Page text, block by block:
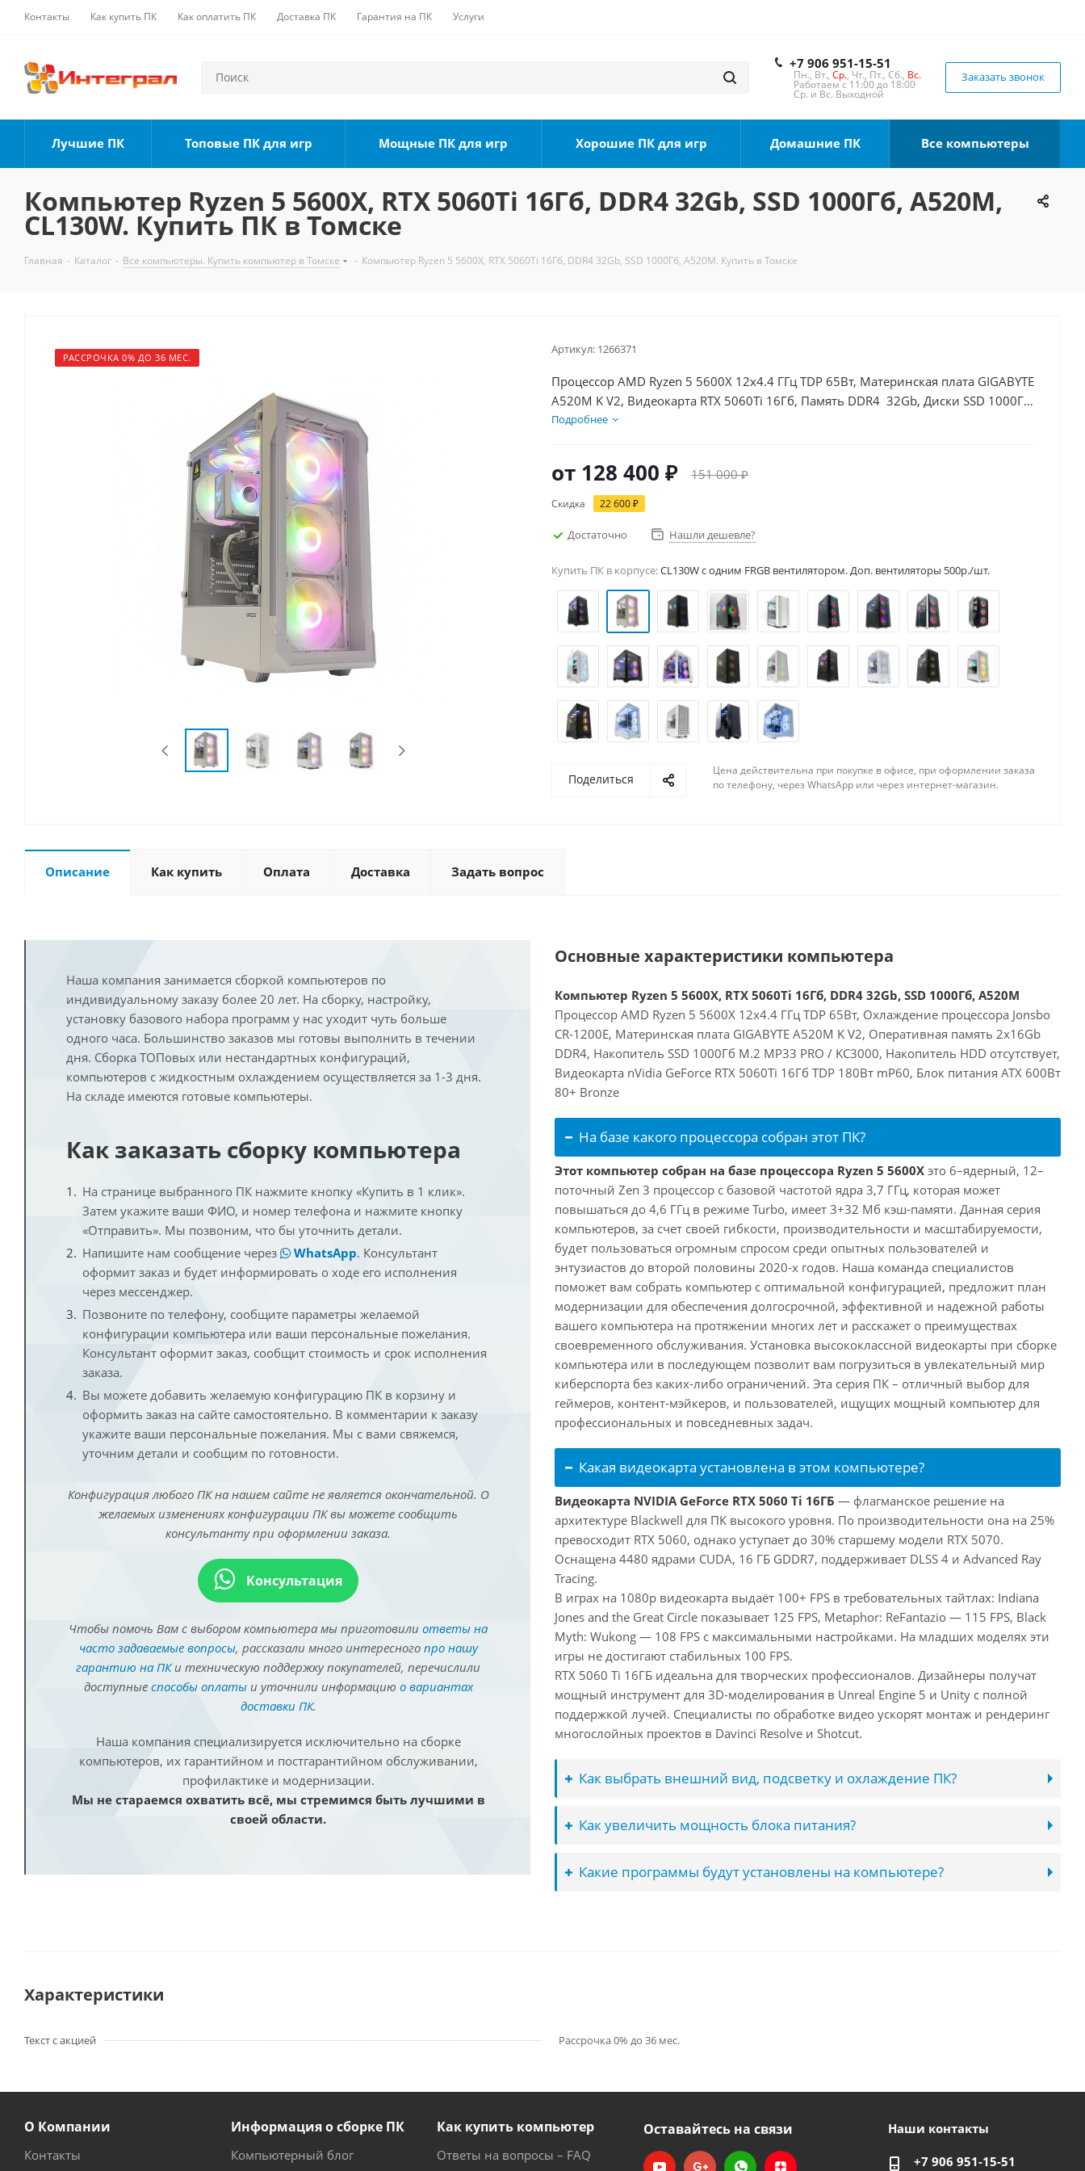
Контакты Как купить ПК Как оплатить ПК Доставка ПК Гарантия на ПК Услуги
+7 906 951-15-51
Пн., Вт., Ср., Чт., Пт., Сб., Вс.
Работаем с 11:00 до 18:00
Ср. и Вс. Выходной
Заказать звонок
Лучшие ПК Топовые ПК для игр Мощные ПК для игр Хорошие ПК для игр Домашние ПК Все компьютеры
Компьютер Ryzen 5 5600X, RTX 5060Ti 16Гб, DDR4 32Gb, SSD 1000Гб, A520M,
CL130W. Купить ПК в Томске
Главная - Каталог - Все компьютеры. Купить компьютер в Томске - Компьютер Ryzen 5 5600X, RTX 5060Ti 16Гб, DDR4 32Gb, SSD 1000Гб, A520M. Купить в Томске
РАССРОЧКА 0% ДО 36 МЕС.
Артикул: 1266371
Процессор AMD Ryzen 5 5600X 12x4.4 ГГц TDP 65Вт, Материнская плата GIGABYTE
A520M K V2, Видеокарта RTX 5060Ti 16Гб, Память DDR4 32Gb, Диски SSD 1000Гб,
БП 600Вт
Подробнее
от 128 400 ₽ 151 000 ₽
Скидка 22 600 ₽
Достаточно Нашли дешевле?
Купить ПК в корпусе:CL130W c одним FRGB вентилятором. Доп. вентиляторы 500р./шт.
Поделиться
Цена действительна при покупке в офисе, при оформлении заказа
по телефону, через WhatsApp или через интернет-магазин.
Описание Как купить Оплата Доставка Задать вопрос
Наша компания занимается сборкой компьютеров по
индивидуальному заказу более 20 лет. На сборку, настройку,
установку базового набора программ у нас уходит чуть больше
одного часа. Большинство заказов мы готовы выполнить в течении
дня. Сборка ТОПовых или нестандартных конфигураций,
компьютеров с жидкостным охлаждением осуществляется за 1-3 дня.
На складе имеются готовые компьютеры.
Как заказать сборку компьютера
На странице выбранного ПК нажмите кнопку «Купить в 1 клик».
Затем укажите ваши ФИО, и номер телефона и нажмите кнопку
«Отправить». Мы позвоним, что бы уточнить детали.
Напишите нам сообщение через
WhatsApp. Консультант
оформит заказ и будет информировать о ходе его исполнения
через мессенджер.
Позвоните по телефону, сообщите параметры желаемой
конфигурации компьютера или ваши персональные пожелания.
Консультант оформит заказ, сообщит стоимость и срок исполнения
заказа.
Вы можете добавить желаемую конфигурацию ПК в корзину и
оформить заказ на сайте самостоятельно. В комментарии к заказу
укажите ваши персональные пожелания. Мы с вами свяжемся,
уточним детали и сообщим по готовности.
Конфигурация любого ПК на нашем сайте не является окончательной. О
желаемых изменениях конфигурации ПК вы можете сообщить
консультанту при оформлении заказа.
Консультация
Чтобы помочь Вам с выбором компьютера мы приготовили ответы на
часто задаваемые вопросы, рассказали много интересного про нашу
гарантию на ПКи техническую поддержку покупателей, перечислили
доступные способы оплатыи уточнили информацию о вариантах
доставки ПК.
Наша компания специализируется исключительно на сборке
компьютеров, их гарантийном и постгарантийном обслуживании,
профилактике и модернизации.
Мы не стараемся охватить всё, мы стремимся быть лучшими в
своей области.
Основные характеристики компьютера
Компьютер Ryzen 5 5600X, RTX 5060Ti 16Гб, DDR4 32Gb, SSD 1000Гб, A520M
Процессор AMD Ryzen 5 5600X 12x4.4 ГГц TDP 65Вт, Охлаждение процессора Jonsbo
CR-1200E, Материнская плата GIGABYTE A520M K V2, Оперативная память 2x16Gb
DDR4, Накопитель SSD 1000Гб M.2 MP33 PRO / KC3000, Накопитель HDD отсутствует,
Видеокарта nVidia GeForce RTX 5060Ti 16Гб TDP 180Вт mP60, Блок питания ATX 600Вт
80+ Bronze
На базе какого процессора собран этот ПК?
Этот компьютер собран на базе процессора Ryzen 5 5600X это 6–ядерный, 12–
поточный Zen 3 процессор с базовой частотой ядра 3,7 ГГц, которая может
повышаться до 4,6 ГГц в режиме Turbo, имеет 3+32 Мб кэш-памяти. Данная серия
компьютеров, за счет своей гибкости, производительности и масштабируемости,
будет пользоваться огромным спросом среди опытных пользователей и
энтузиастов до второй половины 2020-х годов. Наша команда специалистов
поможет вам собрать компьютер с оптимальной конфигурацией, предложит план
модернизации для обеспечения долгосрочной, эффективной и надежной работы
вашего компьютера на протяжении многих лет и расскажет о преимуществах
своевременного обслуживания. Установка высококлассной видеокарты при сборке
компьютера или в последующем позволит вам погрузиться в увлекательный мир
киберспорта без каких-либо ограничений. Эта серия ПК – отличный выбор для
геймеров, контент-мэйкеров, и пользователей, ищущих мощный компьютер для
профессиональных и повседневных задач.
Какая видеокарта установлена в этом компьютере?
Видеокарта NVIDIA GeForce RTX 5060 Ti 16ГБ — флагманское решение на
архитектуре Blackwell для ПК высокого уровня. По производительности она на 25%
превосходит RTX 5060, однако уступает до 30% старшему модели RTX 5070.
Оснащена 4480 ядрами CUDA, 16 ГБ GDDR7, поддерживает DLSS 4 и Advanced Ray
Tracing.
В играх на 1080p видеокарта выдаёт 100+ FPS в требовательных тайтлах: Indiana
Jones and the Great Circle показывает 125 FPS, Metaphor: ReFantazio — 115 FPS, Black
Myth: Wukong — 108 FPS с максимальными настройками. На младших моделях эти
игры не достигают стабильных 100 FPS.
RTX 5060 Ti 16ГБ идеальна для творческих профессионалов. Дизайнеры получат
мощный инструмент для 3D-моделирования в Unreal Engine 5 и Unity с полной
поддержкой лучей. Специалисты по обработке видео ускорят монтаж и рендеринг
многослойных проектов в Davinci Resolve и Shotcut.
Как выбрать внешний вид, подсветку и охлаждение ПК?
Как увеличить мощность блока питания?
Какие программы будут установлены на компьютере?
Характеристики
Текст с акцией Рассрочка 0% до 36 мес.
О Компании
Контакты
Информация о сборке ПК
Компьютерный блог
Как купить компьютер
Ответы на вопросы – FAQ
Оставайтесь на связи Наши контакты
+7 906 951-15-51